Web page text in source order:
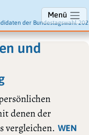
der Bundestagswahl
Menü
und
denen der
vergleichen. WEN